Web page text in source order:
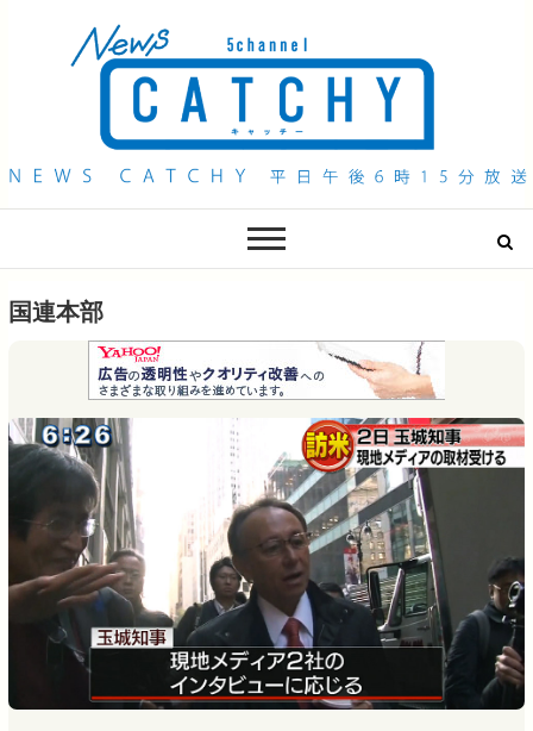
QAB NEWS Headline
国連本部